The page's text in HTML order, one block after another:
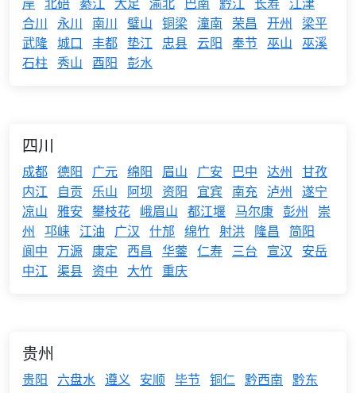
合川 永川 南川 璧山 铜梁 潼南 荣昌 开州
梁平
武隆 城口 丰都 垫江 忠县 云阳 奉节 巫山 巫溪
石柱 秀山 酉阳 彭水
四川
成都 德阳 广元 绵阳 眉山 广安 巴中 达州 甘孜
内江
自贡 乐山 阿坝 资阳 宜宾 南充 泸州 遂宁
凉山 雅安 攀枝花 峨眉山 都江堰 马尔康 彭州
崇
州 邛崃 江油 广汉 什邡 绵竹 射洪 隆昌
简阳
阆中
万源 康定 西昌 华蓥 仁寿 三台 宣汉
安岳
中江
渠县 资中 大竹 重庆
贵州
贵阳 六盘水 遵义 安顺 毕节 铜仁 黔西南 黔东